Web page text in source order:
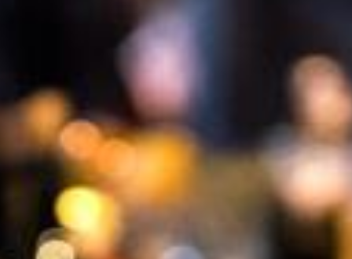
FR | EN
NOS SERVICES